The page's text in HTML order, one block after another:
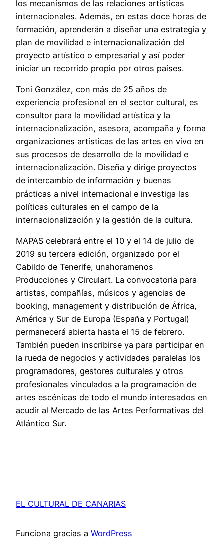
los mecanismos de las relaciones artísticas
internacionales. Además, en estas doce horas de
formación, aprenderán a diseñar una estrategia y
plan de movilidad e internacionalización del
proyecto artístico o empresarial y así poder
iniciar un recorrido propio por otros países.
Toni González, con más de 25 años de
experiencia profesional en el sector cultural, es
consultor para la movilidad artística y la
internacionalización, asesora, acompaña y forma
organizaciones artísticas de las artes en vivo en
sus procesos de desarrollo de la movilidad e
internacionalización. Diseña y dirige proyectos
de intercambio de información y buenas
prácticas a nivel internacional e investiga las
políticas culturales en el campo de la
internacionalización y la gestión de la cultura.
MAPAS celebrará entre el 10 y el 14 de julio de
2019 su tercera edición, organizado por el
Cabildo de Tenerife, unahoramenos
Producciones y Circulart. La convocatoria para
artistas, compañías, músicos y agencias de
booking, management y distribución de África,
América y Sur de Europa (España y Portugal)
permanecerá abierta hasta el 15 de febrero.
También pueden inscribirse ya para participar en
la rueda de negocios y actividades paralelas los
programadores, gestores culturales y otros
profesionales vinculados a la programación de
artes escénicas de todo el mundo interesados en
acudir al Mercado de las Artes Performativas del
Atlántico Sur.
EL CULTURAL DE CANARIAS
Funciona gracias a WordPress